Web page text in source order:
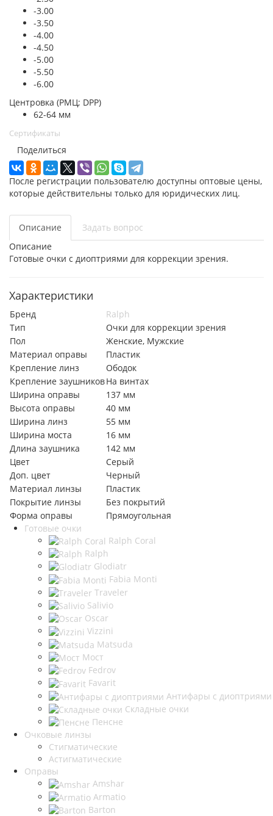
-3.00
-3.50
-4.00
-4.50
-5.00
-5.50
-6.00
Центровка (РМЦ; DPP)
62-64 мм
Сертификаты
Поделиться
После регистрации пользователю доступны оптовые цены,
которые действительны только для юридических лиц.
Описание
Задать вопрос
Описание
Готовые очки с диоптриями для коррекции зрения.
Характеристики
Бренд
Ralph
Тип
Очки для коррекции зрения
Пол
Женские, Мужские
Материал оправы
Пластик
Крепление линз
Ободок
Крепление заушниковНа винтах
Ширина оправы
137 мм
Высота оправы
40 мм
Ширина линз
55 мм
Ширина моста
16 мм
Длина заушника
142 мм
Цвет
Серый
Доп. цвет
Черный
Материал линзы
Пластик
Покрытие линзы
Без покрытий
Форма оправы
Прямоугольная
Готовые очки
Ralph Coral
Ralph
Glodiatr
Fabia Monti
Traveler
Salivio
Oscar
Vizzini
Matsuda
Мост
Fedrov
Favarit
Антифары с диоптриями
Складные очки
Пенсне
Очковые линзы
Стигматические
Астигматические
Оправы
Amshar
Armatio
Barton